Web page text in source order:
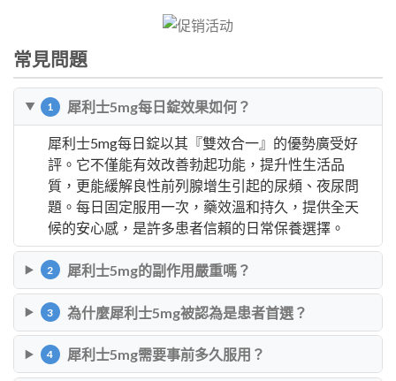
常見問題
1 犀利士5mg每日錠效果如何？
犀利士5mg每日錠以其『雙效合一』的優勢廣受好
評。它不僅能有效改善勃起功能，提升性生活品
質，更能緩解良性前列腺增生引起的尿頻、夜尿問
題。每日固定服用一次，藥效溫和持久，提供全天
候的安心感，是許多患者信賴的日常保養選擇。
2 犀利士5mg的副作用嚴重嗎？
3 為什麼犀利士5mg被認為是患者首選？
4 犀利士5mg需要事前多久服用？